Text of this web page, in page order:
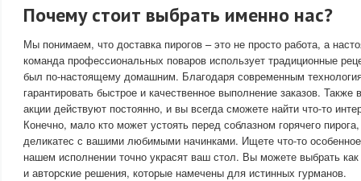
Почему стоит выбрать именно нас?
Мы понимаем, что доставка пирогов – это не просто работа, а
команда профессиональных поваров использует традиционные
был по-настоящему домашним. Благодаря современным
гарантировать быстрое и качественное выполнение заказов.
акции действуют постоянно, и вы всегда сможете найти что-то
Конечно, мало кто может устоять перед соблазном горячего
деликатес с вашими любимыми начинками. Ищете что-то
нашем исполнении точно украсят ваш стол. Вы можете выбрать как
и авторские решения, которые намечены для истинных гурманов.